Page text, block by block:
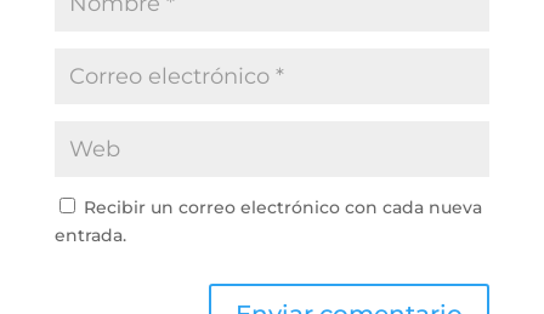
Recibir un correo electrónico con cada nueva
entrada.